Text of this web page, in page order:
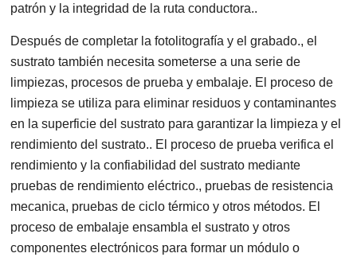
patrón y la integridad de la ruta conductora..
Después de completar la fotolitografía y el grabado., el
sustrato también necesita someterse a una serie de
limpiezas, procesos de prueba y embalaje. El proceso de
limpieza se utiliza para eliminar residuos y contaminantes
en la superficie del sustrato para garantizar la limpieza y el
rendimiento del sustrato.. El proceso de prueba verifica el
rendimiento y la confiabilidad del sustrato mediante
pruebas de rendimiento eléctrico., pruebas de resistencia
mecanica, pruebas de ciclo térmico y otros métodos. El
proceso de embalaje ensambla el sustrato y otros
componentes electrónicos para formar un módulo o